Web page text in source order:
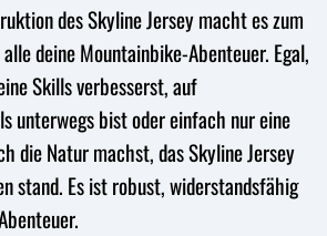
des Skyline Jersey macht es zum
deine Mountainbike-Abenteuer. Egal,
Skills verbesserst, auf
unterwegs bist oder einfach nur eine
die Natur machst, das Skyline Jersey
stand. Es ist robust, widerstandsfähig